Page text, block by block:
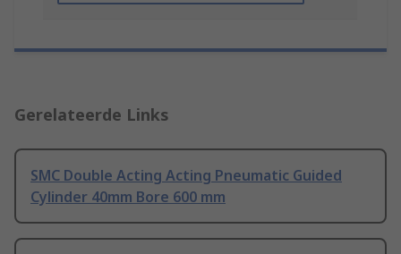
Gerelateerde Links
SMC Double Acting Acting Pneumatic Guided
Cylinder 40mm Bore 600 mm